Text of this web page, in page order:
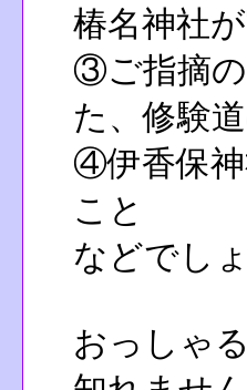
椿名神社
③ご指摘の
た、修験
④伊香保神
こと
などでしょ
おっしゃ